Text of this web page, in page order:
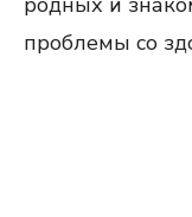
проблемы со